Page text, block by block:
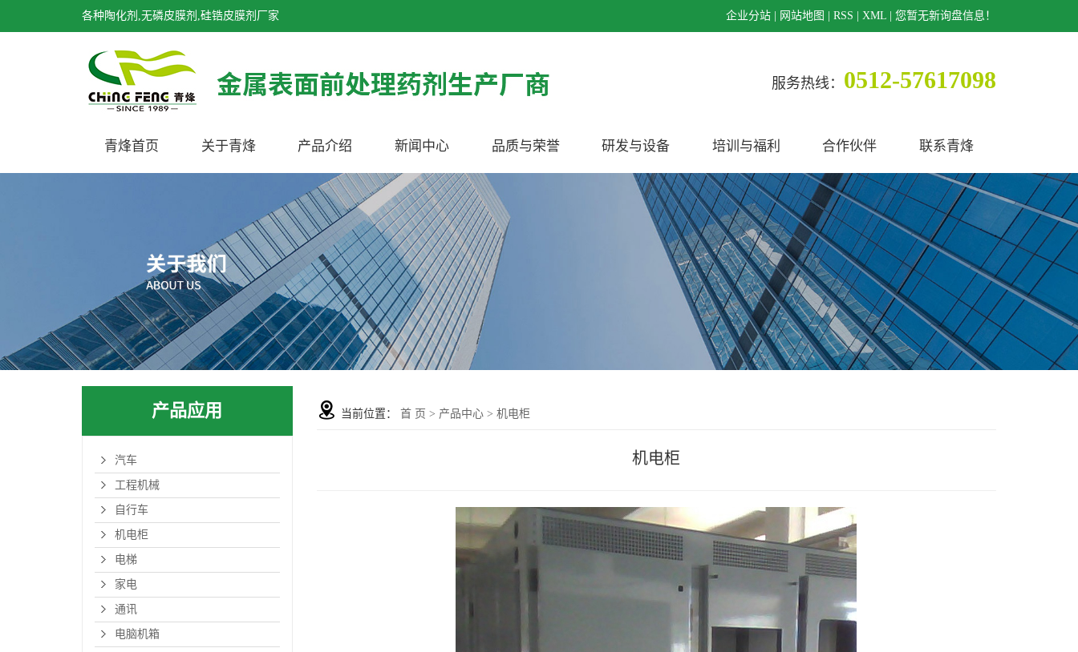
各种陶化剂,无磷皮膜剂,硅锆皮膜剂厂家 企业分站 网站地图 RSS XML 您暂无新询盘信息！
服务热线： 0512-57617098
青烽首页 关于青烽 产品介绍 新闻中心 品质与荣誉 研发与设备 培训与福利 合作伙伴 联系青烽
产品应用
汽车
工程机械
自行车
机电柜
电梯
家电
通讯
电脑机箱
当前位置： 首 页 > 产品中心> 机电柜
机电柜